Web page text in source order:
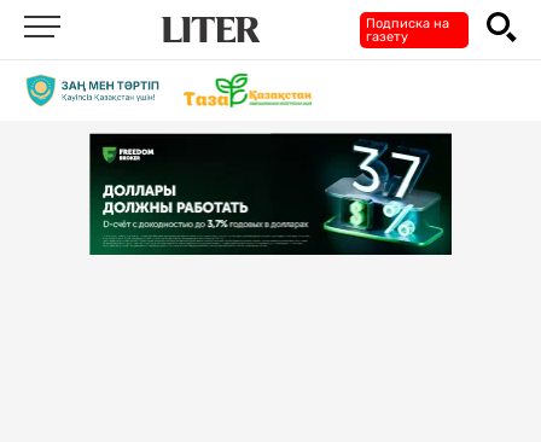
Подписка на
газету